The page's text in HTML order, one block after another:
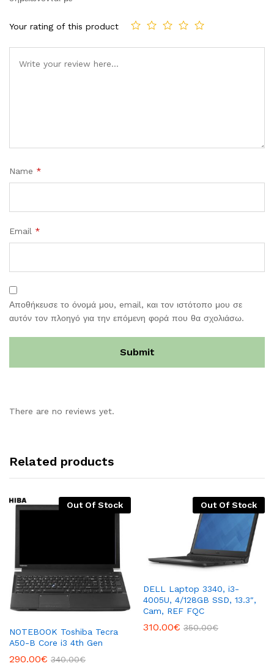
Your rating of this product
Name *
Email *
Αποθήκευσε το όνομά μου, email, και τον ιστότοπο μου σε
αυτόν τον πλοηγό για την επόμενη φορά που θα σχολιάσω.
There are no reviews yet.
Related products
Out Of Stock
NOTEBOOK Toshiba Tecra
A50-B Core i3 4th Gen
290.00€ 340.00€
Out Of Stock
DELL Laptop 3340, i3-
4005U, 4/128GB SSD, 13.3″,
Cam, REF FQC
310.00€ 350.00€